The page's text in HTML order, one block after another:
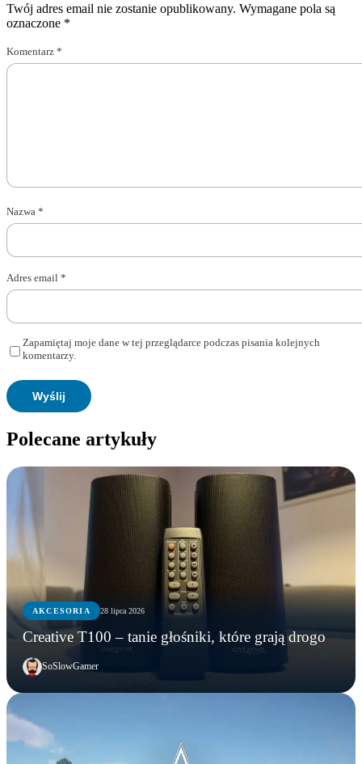
Twój adres email nie zostanie opublikowany. Wymagane pola są
oznaczone *
Komentarz *
Nazwa *
Adres email *
Zapamiętaj moje dane w tej przeglądarce podczas pisania kolejnych
komentarzy.
Polecane artykuły
AKCESORIA 28 lipca 2026
Creative T100 – tanie głośniki, które grają drogo
SoSlowGamer